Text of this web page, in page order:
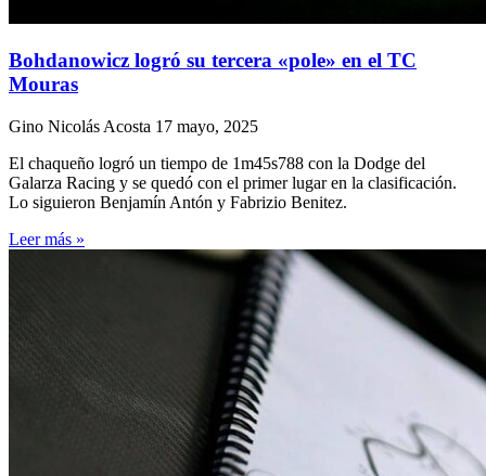
Bohdanowicz logró su tercera «pole» en el TC
Mouras
Gino Nicolás Acosta 17 mayo, 2025
El chaqueño logró un tiempo de 1m45s788 con la Dodge del
Galarza Racing y se quedó con el primer lugar en la clasificación.
Lo siguieron Benjamín Antón y Fabrizio Benitez.
Leer más »